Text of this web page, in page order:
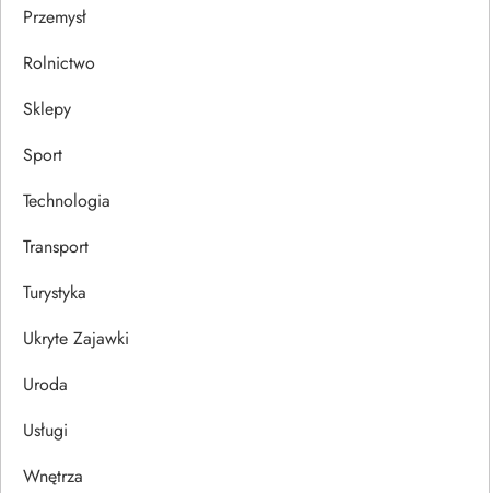
Przemysł
Rolnictwo
Sklepy
Sport
Technologia
Transport
Turystyka
Ukryte Zajawki
Uroda
Usługi
Wnętrza